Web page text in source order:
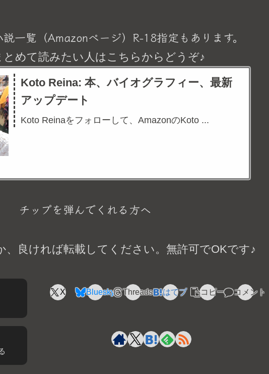
一覧（Amazonページ）R-18指定もあります。
めて読みたい人はこちらからどうぞ♪
Koto Reina: 本、バイオグラフィー、最新
アップデート
Koto Reinaをフォローして、AmazonのKoto ...
チップを弾んでくれる方へ
、良ければ転載してください。無許可でOKです♪
X Bluesky Threads はてブ コピー コメント